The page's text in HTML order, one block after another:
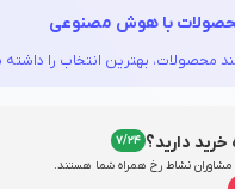
با هوش مصنوعی
محصولات، بهترین انتخاب را داشته
خرید دارید؟ 7/24
مشاوران نشاط‌ رخ همراه شما هستند.